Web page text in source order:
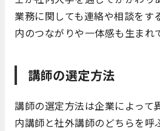
業務に関しても連絡や相談をす
内のつながりや一体感も生まれ
講師の選定方法
講師の選定方法は企業によって
内講師と社外講師のどちらを呼